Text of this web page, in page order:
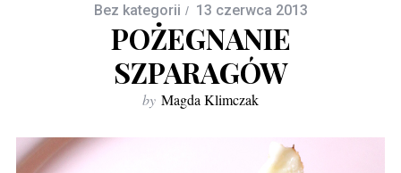
Bez kategorii 13 czerwca 2013
POŻEGNANIE
SZPARAGÓW
by Magda Klimczak